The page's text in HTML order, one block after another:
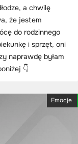
a chwilę
że jestem
do rodzinnego
i sprzęt, oni
naprawdę byłam
👇
Emocje